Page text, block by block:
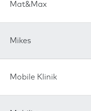
Mat&Max
Mikes
Mobile Klinik